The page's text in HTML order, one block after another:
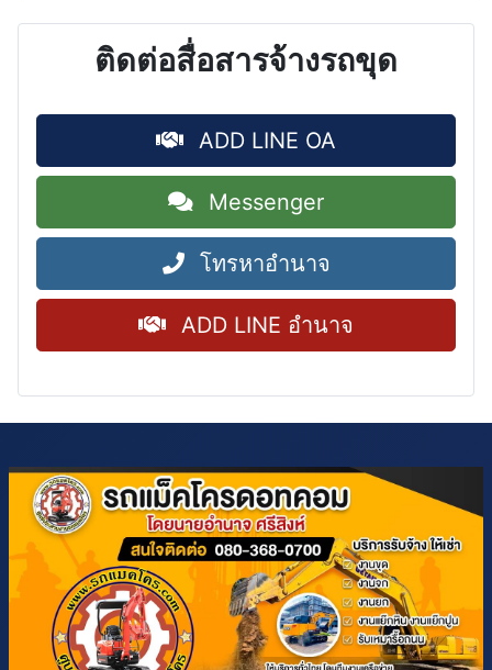
ติดต่อสื่อสารจ้างรถขุด
ADD LINE OA
Messenger
โทรหาอำนาจ
ADD LINE อำนาจ